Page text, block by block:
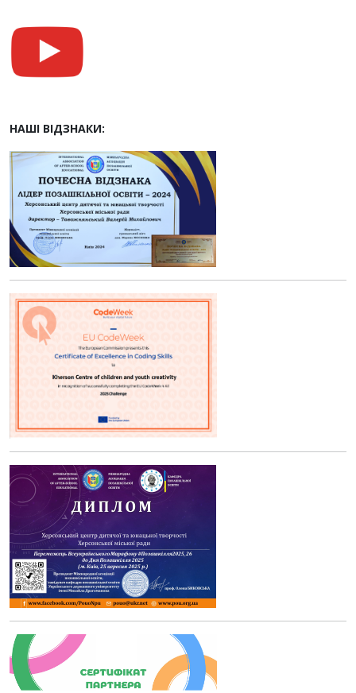
НАШІ ВІДЗНАКИ: